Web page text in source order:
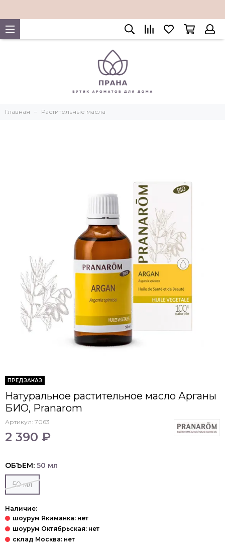
Главная Растительные масла
ПРЕДЗАКАЗ
Натуральное растительное масло Арганы
БИО, Pranarom
Артикул: 7063
2 390 ₽
ОБЪЕМ: 50 мл
50 мл
Наличие: